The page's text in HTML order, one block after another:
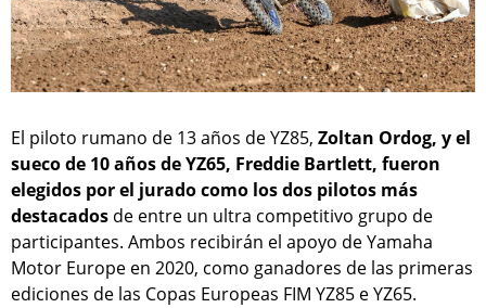
El piloto rumano de 13 años de YZ85, Zoltan Ordog, y el
sueco de 10 años de YZ65, Freddie Bartlett, fueron
elegidos por el jurado como los dos pilotos más
destacados de entre un ultra competitivo grupo de
participantes. Ambos recibirán el apoyo de Yamaha
Motor Europe en 2020, como ganadores de las primeras
ediciones de las Copas Europeas FIM YZ85 e YZ65.